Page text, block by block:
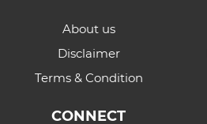
About us
Disclaimer
Terms & Condition
CONNECT